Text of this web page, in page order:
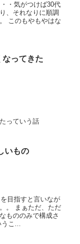
・気がつけば30代
、それなりに順調
このもやもやはな
なってきた
っていう話
いもの
目指すと言いなが
。 まぁただ、ただ
もののみで構成さ
うこ...